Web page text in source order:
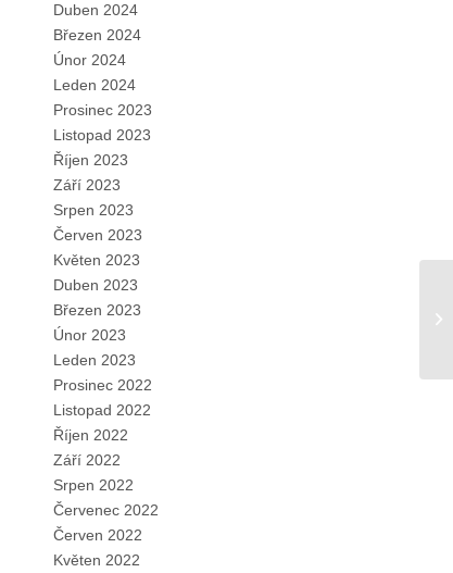
Duben 2024
Březen 2024
Únor 2024
Leden 2024
Prosinec 2023
Listopad 2023
Říjen 2023
Září 2023
Srpen 2023
Červen 2023
Květen 2023
Duben 2023
Březen 2023
Únor 2023
Leden 2023
Prosinec 2022
Listopad 2022
Říjen 2022
Září 2022
Srpen 2022
Červenec 2022
Červen 2022
Květen 2022